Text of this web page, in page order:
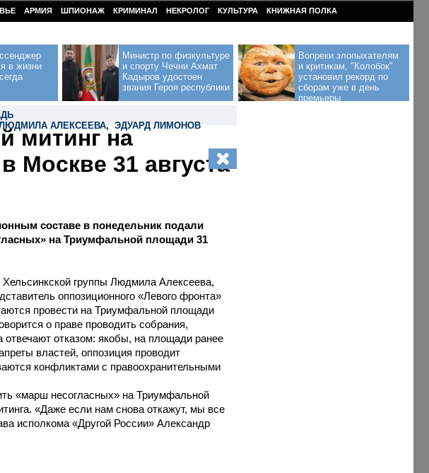
АРМИЯ ШПИОНАЖ КРИМИНАЛ НЕКРОЛОГ КУЛЬТУРА КНИЖНАЯ ПОЛКА
в жизни
Министр по физкультуре
и спорту Чечни Ахмат
Кадыров удостоен
звания Героя республики
Вопреки злопыхателям
и критикам, "Колобок"
установил рекорд по
сборам уже в день
премьеры
АЛЕКСЕЕВА, ЭДУАРД ЛИМОНОВ
митинг на
31 августа
составе в понедельник подали
на Триумфальной площади 31
группы Людмила Алексеева,
оппозиционного «Левого фронта»
провести на Триумфальной площади
о праве проводить собрания,
отказом: якобы, на площади ранее
властей, оппозиция проводит
конфликтами с правоохранительными
«марш несогласных» на Триумфальной
«Даже если нам снова откажут, мы все
исполкома «Другой России» Александр